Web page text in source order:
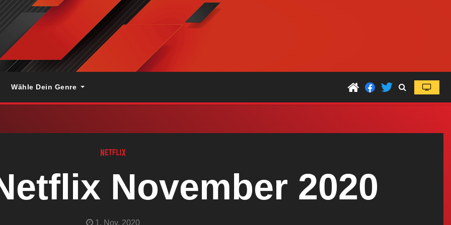
Wähle Dein Genre
November 2020
1. Nov. 2020